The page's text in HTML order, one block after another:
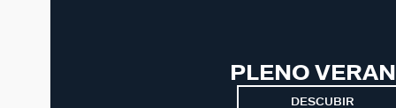
PLENO
DESCUBIR